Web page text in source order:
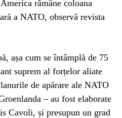
rămâne coloana
a NATO, observă revista
așa cum se întâmplă de 75
suprem al forțelor aliate
de apărare ale NATO
– au fost elaborate
Cavoli, și presupun un grad